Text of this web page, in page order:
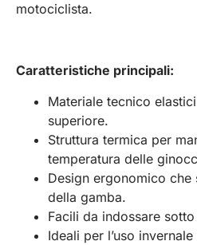
motociclista.
Caratteristiche principali:
Materiale tecnico
superiore.
Struttura termica per
temperatura delle
Design ergonomico che
della gamba.
Facili da indossare
Ideali per l’uso